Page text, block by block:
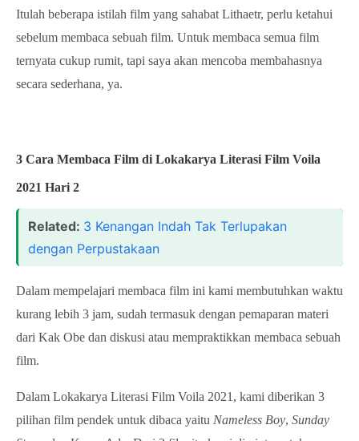
Itulah beberapa istilah film yang sahabat Lithaetr, perlu ketahui
sebelum membaca sebuah film. Untuk membaca semua film
ternyata cukup rumit, tapi saya akan mencoba membahasnya
secara sederhana, ya.
3 Cara Membaca Film di Lokakarya Literasi Film Voila
2021 Hari 2
Related: 3 Kenangan Indah Tak Terlupakan
dengan Perpustakaan
Dalam mempelajari membaca film ini kami membutuhkan waktu
kurang lebih 3 jam, sudah termasuk dengan pemaparan materi
dari Kak Obe dan diskusi atau mempraktikkan membaca sebuah
film.
Dalam Lokakarya Literasi Film Voila 2021, kami diberikan 3
pilihan film pendek untuk dibaca yaitu Nameless Boy, Sunday